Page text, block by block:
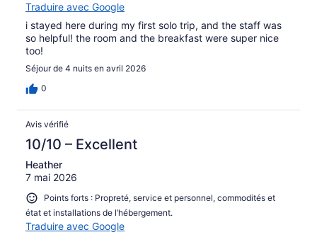
Traduire avec Google
i stayed here during my first solo trip, and the staff was
so helpful! the room and the breakfast were super nice
too!
Séjour de 4 nuits en avril 2026
0
Avis vérifié
10/10 – Excellent
Heather
7 mai 2026
Points forts : Propreté, service et personnel, commodités et
état et installations de l’hébergement.
Traduire avec Google